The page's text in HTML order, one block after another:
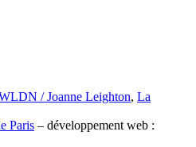
/ Joanne Leighton, La
Paris – développement web :